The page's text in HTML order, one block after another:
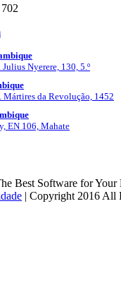
Nyerere, 130, 5.º
Mártires da Revolução, 1452
EN 106, Mahate
Best Software for Your
| Copyright 2016 All